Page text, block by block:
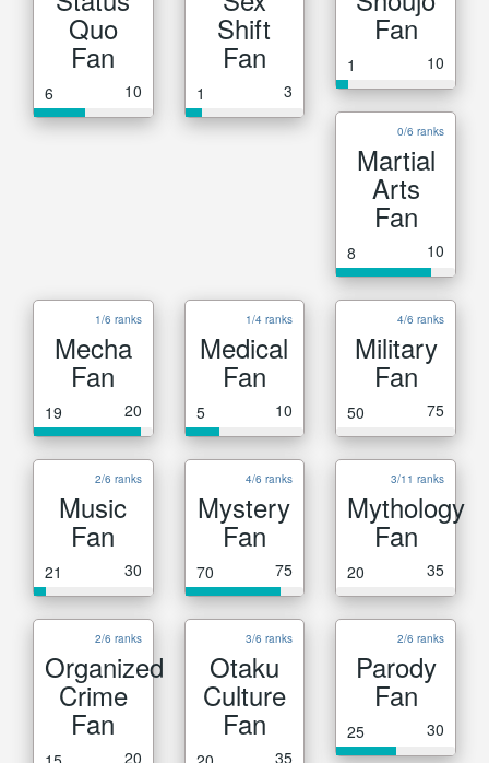
Quo
Fan
6 10
Shift
Fan
1 3
Fan
1 10
0/6 ranks
Martial
Arts
Fan
8 10
1/6 ranks
Mecha
Fan
19 20
1/4 ranks
Medical
Fan
5 10
4/6 ranks
Military
Fan
50 75
2/6 ranks
Music
Fan
21 30
4/6 ranks
Mystery
Fan
70 75
3/11 ranks
Mythology
Fan
20 35
2/6 ranks
Organized
Crime
Fan
20
3/6 ranks
Otaku
Culture
Fan
35
2/6 ranks
Parody
Fan
25 30